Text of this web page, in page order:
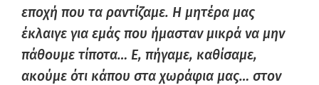
εποχή που τα ραντίζαμε. Η μητέρα μας
έκλαιγε για εμάς που ήμασταν μικρά να μην
πάθουμε τίποτα… Ε, πήγαμε, καθίσαμε,
ακούμε ότι κάπου στα χωράφια μας… στον